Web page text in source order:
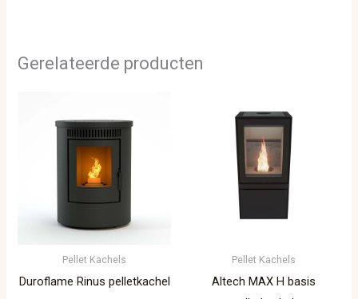
Gerelateerde producten
Pellet Kachels
Duroflame Rinus pelletkachel
Pellet Kachels
Altech MAX H basis